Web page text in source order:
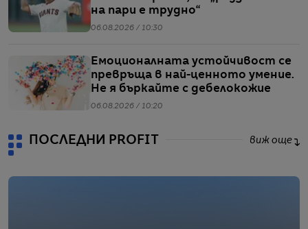
на пари е трудно“
06.08.2026 / 10:30
Емоционалната устойчивост се
превръща в най-ценното умение.
Не я бъркайте с дебелокожие
06.08.2026 / 10:20
ПОСЛЕДНИ PROFIT виж още